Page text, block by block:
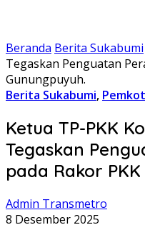
Beranda Berita Sukabumi
Tegaskan Penguatan
Gunungpuyuh.
Berita Sukabumi,
Ketua TP-PKK
Tegaskan
pada Rakor
Admin Transmetro
8 Desember 2025